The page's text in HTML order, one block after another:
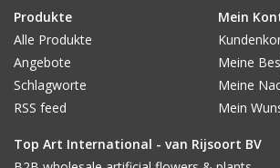
Produkte
Alle Produkte
Angebote
Schlagworte
RSS feed
Mein
Meine
Meine
Mein
Top Art International - van Rijsoort BV